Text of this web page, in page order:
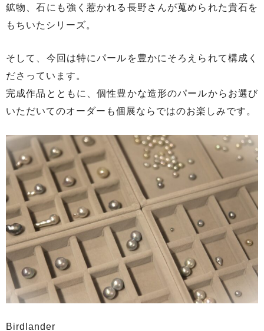
鉱物、石にも強く惹かれる長野さんが蒐められた貴石を
もちいたシリーズ。
そして、今回は特にパールを豊かにそろえられて構成く
ださっています。
完成作品とともに、個性豊かな造形のパールからお選び
いただいてのオーダーも個展ならではのお楽しみです。
Birdlander